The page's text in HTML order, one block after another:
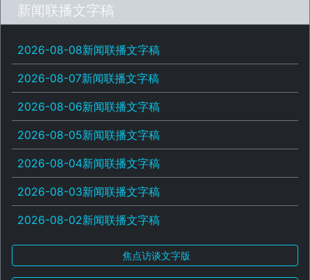
新闻联播文字稿
2026-08-08新闻联播文字稿
2026-08-07新闻联播文字稿
2026-08-06新闻联播文字稿
2026-08-05新闻联播文字稿
2026-08-04新闻联播文字稿
2026-08-03新闻联播文字稿
2026-08-02新闻联播文字稿
焦点访谈文字版